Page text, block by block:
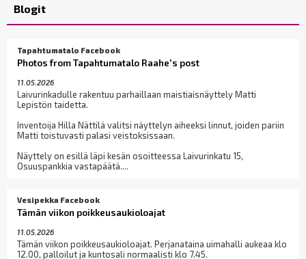
Blogit
Tapahtumatalo Facebook
Photos from Tapahtumatalo Raahe's post
11.05.2026
Laivurinkadulle rakentuu parhaillaan maistiaisnäyttely Matti
Lepistön taidetta.
Inventoija Hilla Nättilä valitsi näyttelyn aiheeksi linnut, joiden pariin
Matti toistuvasti palasi veistoksissaan.
Näyttely on esillä läpi kesän osoitteessa Laivurinkatu 15,
Osuuspankkia vastapäätä....
Vesipekka Facebook
Tämän viikon poikkeusaukioloajat
11.05.2026
Tämän viikon poikkeusaukioloajat. Perjanataina uimahalli aukeaa klo
12.00, palloilut ja kuntosali normaalisti klo 7.45.